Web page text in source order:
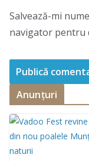
Salvează-mi
navigator pentru
Anunțuri